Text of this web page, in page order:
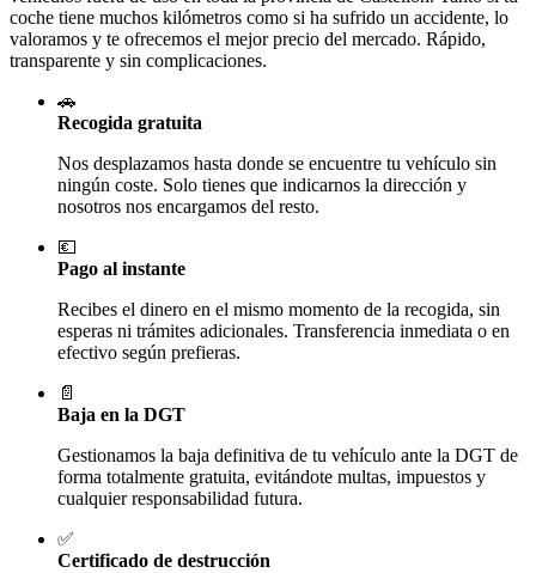
coche tiene muchos kilómetros como si ha sufrido un accidente, lo
valoramos y te ofrecemos el mejor precio del mercado. Rápido,
transparente y sin complicaciones.
🚗
Recogida gratuita
Nos desplazamos hasta donde se encuentre tu vehículo sin
ningún coste. Solo tienes que indicarnos la dirección y
nosotros nos encargamos del resto.
💶
Pago al instante
Recibes el dinero en el mismo momento de la recogida, sin
esperas ni trámites adicionales. Transferencia inmediata o en
efectivo según prefieras.
📄
Baja en la DGT
Gestionamos la baja definitiva de tu vehículo ante la DGT de
forma totalmente gratuita, evitándote multas, impuestos y
cualquier responsabilidad futura.
✅
Certificado de destrucción